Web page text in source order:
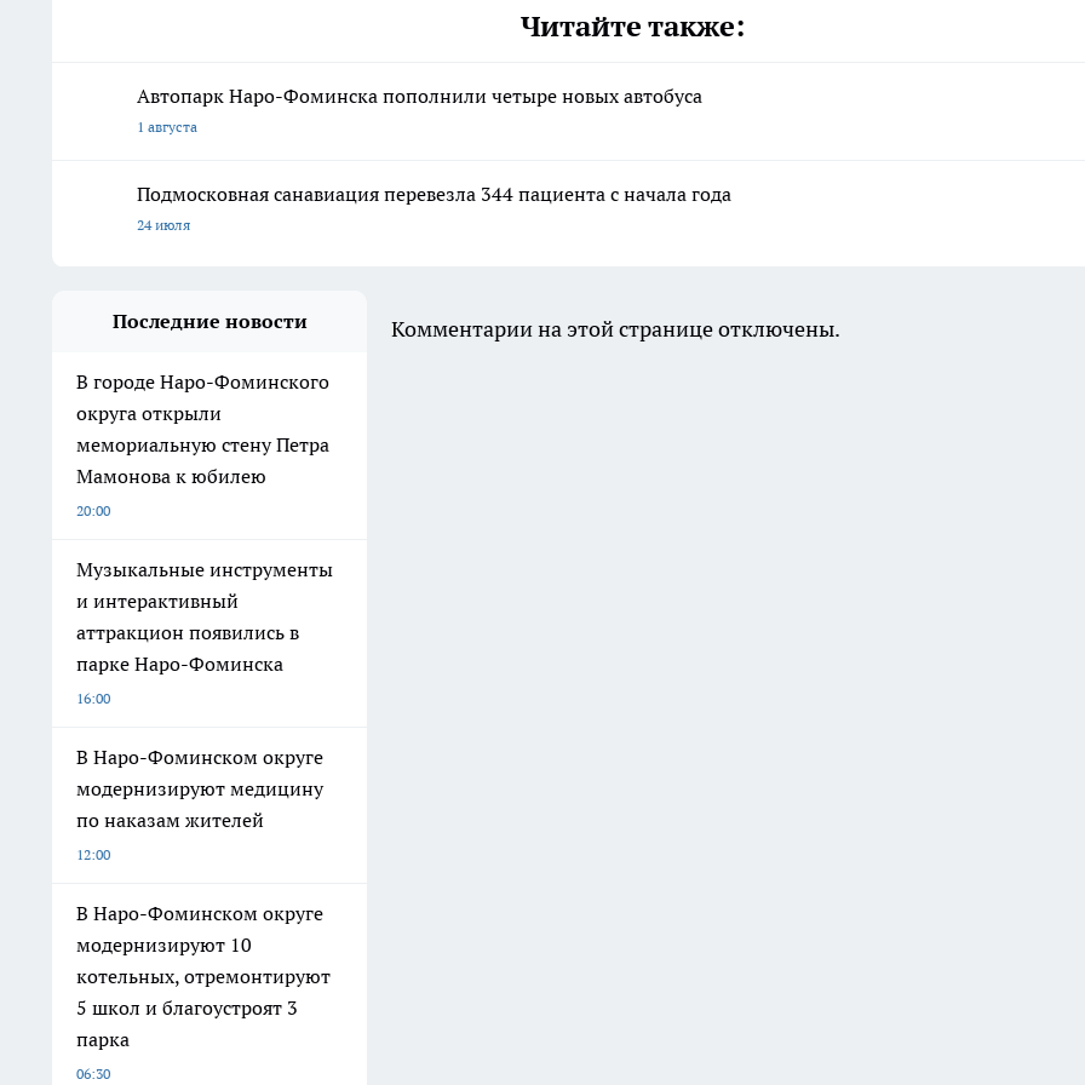
Читайте также:
Автопарк Наро-Фоминска пополнили четыре новых автобуса
1 августа
Подмосковная санавиация перевезла 344 пациента с начала года
24 июля
Последние новости
В городе Наро-Фоминского
округа открыли
мемориальную стену Петра
Мамонова к юбилею
20:00
Музыкальные инструменты
и интерактивный
аттракцион появились в
парке Наро-Фоминска
16:00
В Наро-Фоминском округе
модернизируют медицину
по наказам жителей
12:00
В Наро-Фоминском округе
модернизируют 10
котельных, отремонтируют
5 школ и благоустроят 3
парка
06:30
Комментарии на этой странице отключены.